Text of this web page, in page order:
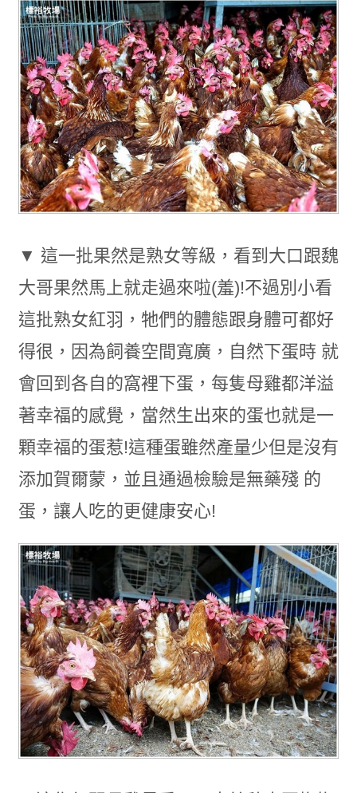
▼ 這一批果然是熟女等級，看到大口跟魏
大哥果然馬上就走過來啦(羞)!不過別小看
這批熟女紅羽，牠們的體態跟身體可都好
得很，因為飼養空間寬廣，自然下蛋時 就
會回到各自的窩裡下蛋，每隻母雞都洋溢
著幸福的感覺，當然生出來的蛋也就是一
顆幸福的蛋惹!這種蛋雖然產量少但是沒有
添加賀爾蒙，並且通過檢驗是無藥殘 的
蛋，讓人吃的更健康安心!